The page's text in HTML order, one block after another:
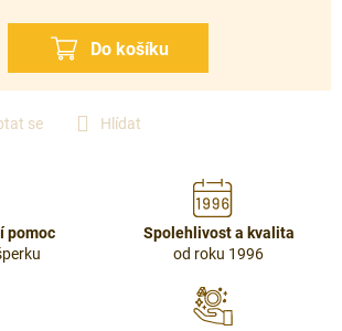
se Hlídat
pomoc
Spolehlivost a kvalita
od roku 1996